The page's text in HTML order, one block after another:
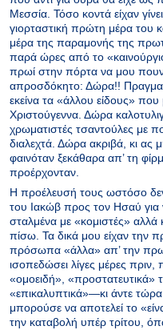
Μεσσία. Τόσο κοντά είχαν
γιορταστική πρώτη μέρα του
μέρα της παραμονής της
παρά ώρες από το
πρωί στην πόρτα να μου πουν
απροσδόκητο: Δώρα!!
εκείνα τα «άλλου είδους» που
Χριστούγεννα. Δώρα
χρωματιστές τσαντούλες με
διαλεχτά. Δώρα ακριβά, κι ας
φαινόταν ξεκάθαρα απ’ τη
προέρχονταν.
Η προέλευσή τους ωστόσο
του Ιακώβ προς τον Ησαύ για
σταλμένα με «κομιστές»
πίσω. Τα δικά μου είχαν την
πρόσωπα «άλλα» απ’ την
ισοπεδώσει λίγες μέρες
«ομοειδή»,
«επικαλυπτικά»—κι άντε
μπορούσε να αποτελεί το
την καταβολή υπέρ τρίτου,